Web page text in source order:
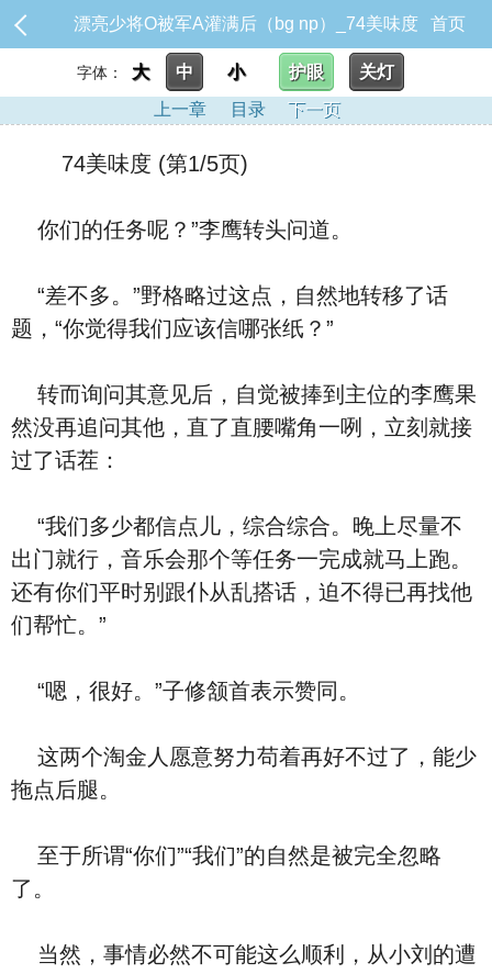
漂亮少将O被军A灌满后（bg np）_74美味度 首页
字体： 大 中 小 护眼
关灯
上一章
目录 下一页
74美味度 (第1/5页)
你们的任务呢？”李鹰转头问道。
“差不多。”野格略过这点，自然地转移了话
题，“你觉得我们应该信哪张纸？”
转而询问其意见后，自觉被捧到主位的李鹰果
然没再追问其他，直了直腰嘴角一咧，立刻就接
过了话茬：
“我们多少都信点儿，综合综合。晚上尽量不
出门就行，音乐会那个等任务一完成就马上跑。
还有你们平时别跟仆从乱搭话，迫不得已再找他
们帮忙。”
“嗯，很好。”子修颔首表示赞同。
这两个淘金人愿意努力苟着再好不过了，能少
拖点后腿。
至于所谓“你们”“我们”的自然是被完全忽略
了。
当然，事情必然不可能这么顺利，从小刘的遭